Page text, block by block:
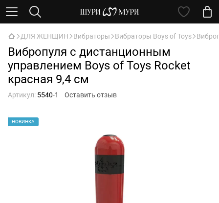
ДЛЯ ЖЕНЩИН Вибраторы Вибраторы Boys of Toys
Вибропуля с дистанционным
управлением Boys of Toys Rocket
красная 9,4 см
Артикул: 5540-1 Оставить отзыв
НОВИНКА